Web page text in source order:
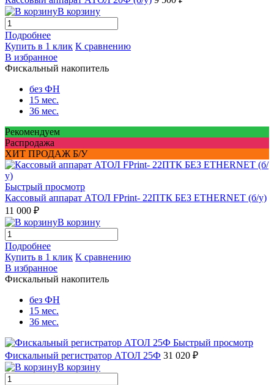
В корзину
Подробнее
Купить в 1 клик К сравнению
В избранное
Фискальный накопитель
без ФН
15 мес.
36 мес.
Рекомендуем
Распродажа
ХИТ ПРОДАЖ Б/У
Быстрый просмотр
Кассовый аппарат АТОЛ FPrint- 22ПТК БЕЗ ETHERNET (б/у)
11 000 ₽
В корзину
Подробнее
Купить в 1 клик К сравнению
В избранное
Фискальный накопитель
без ФН
15 мес.
36 мес.
Быстрый просмотр
Фискальный регистратор АТОЛ 25Ф 31 020 ₽
В корзину